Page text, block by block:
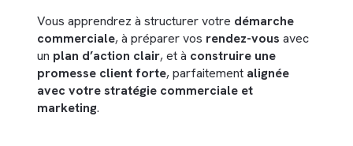
Vous apprendrez à structurer votre démarche
commerciale, à préparer vos rendez-vous avec
un plan d’action clair, et à construire une
promesse client forte, parfaitement alignée
avec votre stratégie commerciale et
marketing.